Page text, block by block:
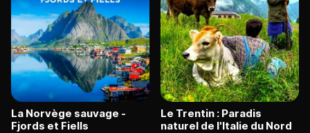
La Norvège sauvage -
Fjords et Fiells
Le Trentin : Paradis
naturel de l'Italie du Nord